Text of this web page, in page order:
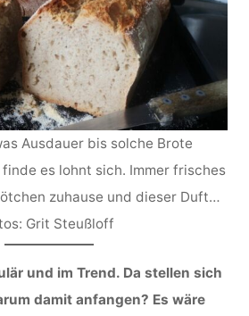
Ausdauer bis solche Brote
es lohnt sich. Immer frisches
zuhause und dieser Duft…
Grit Steußloff
und im Trend. Da stellen sich
damit anfangen? Es wäre